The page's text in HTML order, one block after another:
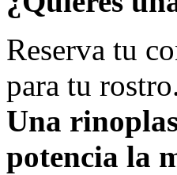
Reserva tu
para tu
Una
potencia la